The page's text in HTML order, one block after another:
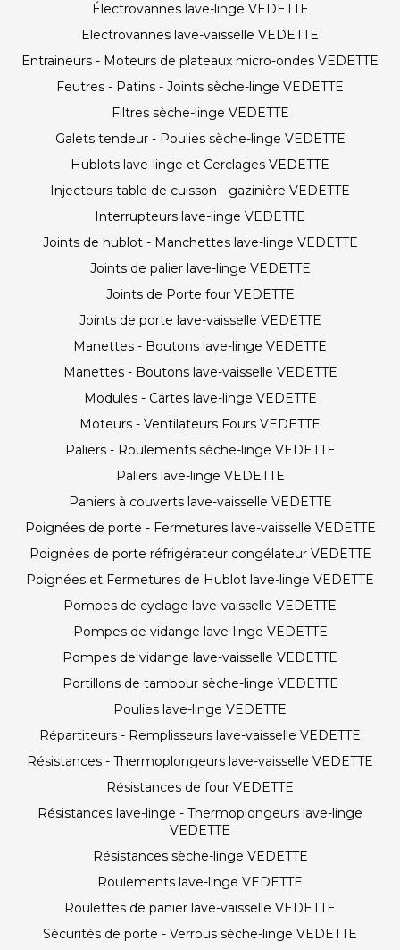
Électrovannes lave-linge VEDETTE
Electrovannes lave-vaisselle VEDETTE
Entraineurs - Moteurs de plateaux micro-ondes VEDETTE
Feutres - Patins - Joints sèche-linge VEDETTE
Filtres sèche-linge VEDETTE
Galets tendeur - Poulies sèche-linge VEDETTE
Hublots lave-linge et Cerclages VEDETTE
Injecteurs table de cuisson - gazinière VEDETTE
Interrupteurs lave-linge VEDETTE
Joints de hublot - Manchettes lave-linge VEDETTE
Joints de palier lave-linge VEDETTE
Joints de Porte four VEDETTE
Joints de porte lave-vaisselle VEDETTE
Manettes - Boutons lave-linge VEDETTE
Manettes - Boutons lave-vaisselle VEDETTE
Modules - Cartes lave-linge VEDETTE
Moteurs - Ventilateurs Fours VEDETTE
Paliers - Roulements sèche-linge VEDETTE
Paliers lave-linge VEDETTE
Paniers à couverts lave-vaisselle VEDETTE
Poignées de porte - Fermetures lave-vaisselle VEDETTE
Poignées de porte réfrigérateur congélateur VEDETTE
Poignées et Fermetures de Hublot lave-linge VEDETTE
Pompes de cyclage lave-vaisselle VEDETTE
Pompes de vidange lave-linge VEDETTE
Pompes de vidange lave-vaisselle VEDETTE
Portillons de tambour sèche-linge VEDETTE
Poulies lave-linge VEDETTE
Répartiteurs - Remplisseurs lave-vaisselle VEDETTE
Résistances - Thermoplongeurs lave-vaisselle VEDETTE
Résistances de four VEDETTE
Résistances lave-linge - Thermoplongeurs lave-linge
VEDETTE
Résistances sèche-linge VEDETTE
Roulements lave-linge VEDETTE
Roulettes de panier lave-vaisselle VEDETTE
Sécurités de porte - Verrous sèche-linge VEDETTE